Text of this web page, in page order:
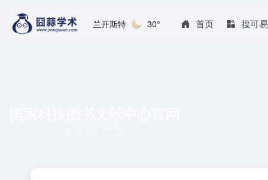
兰开斯特 30° 首页 搜可易